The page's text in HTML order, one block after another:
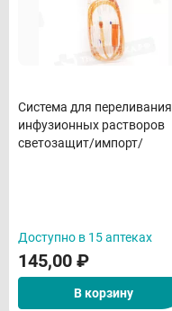
Система для переливания
инфузионных растворов
светозащит/импорт/
Доступно в 15 аптеках
145,00 ₽
В корзину